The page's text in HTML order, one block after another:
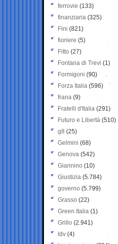
ferrovie (133)
finanziaria (325)
Fini (821)
fioriere (5)
Fitto (27)
Fontana di Trevi (1)
Formigoni (90)
Forza Italia (596)
frana (9)
Fratelli d'Italia (291)
Futuro e Libertà (510)
g8 (25)
Gelmini (68)
Genova (542)
Giannino (10)
Giustizia (5.784)
governo (5.799)
Grasso (22)
Green Italia (1)
Grillo (2.941)
Idv (4)